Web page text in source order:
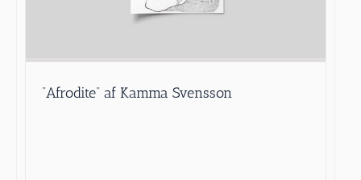
”Afrodite” af Kamma Svensson